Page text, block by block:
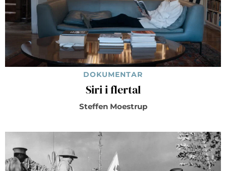
DOKUMENTAR
Siri i flertal
Steffen Moestrup